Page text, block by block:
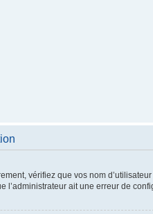
vérifiez que vos nom
l’administrateur ait une erreur de